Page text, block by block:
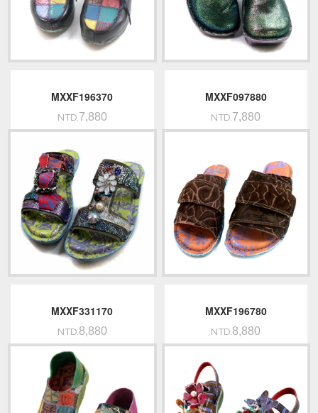
MXXF196370
NTD.7,880
MXXF097880
NTD.7,880
MXXF331170
NTD.8,880
MXXF196780
NTD.8,880